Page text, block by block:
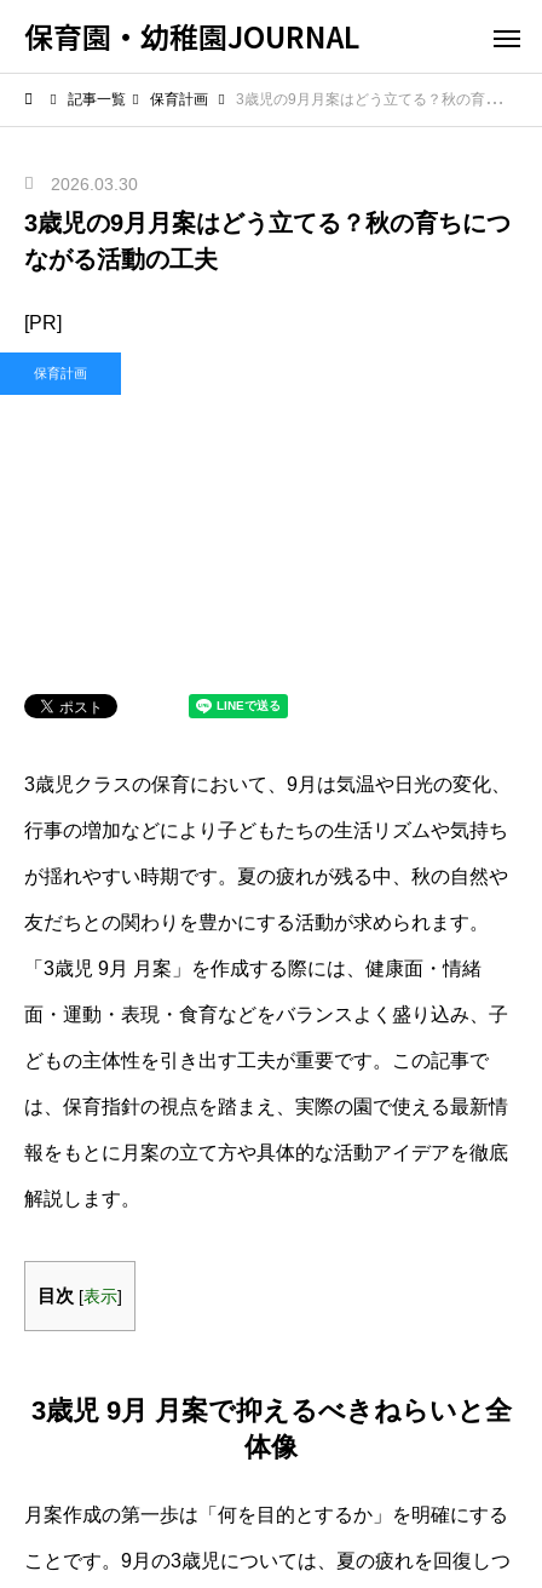
保育園・幼稚園JOURNAL
記事一覧 保育計画 3歳児の9月月案はどう立てる？秋の育ちにつながる活動の工夫
2026.03.30
3歳児の9月月案はどう立てる？秋の育ちにつ
ながる活動の工夫
[PR]
保育計画
3歳児クラスの保育において、9月は気温や日光の変化、
行事の増加などにより子どもたちの生活リズムや気持ち
が揺れやすい時期です。夏の疲れが残る中、秋の自然や
友だちとの関わりを豊かにする活動が求められます。
「3歳児 9月 月案」を作成する際には、健康面・情緒
面・運動・表現・食育などをバランスよく盛り込み、子
どもの主体性を引き出す工夫が重要です。この記事で
は、保育指針の視点を踏まえ、実際の園で使える最新情
報をもとに月案の立て方や具体的な活動アイデアを徹底
解説します。
目次 [表示]
3歳児 9月 月案で抑えるべきねらいと全
体像
月案作成の第一歩は「何を目的とするか」を明確にする
ことです。9月の3歳児については、夏の疲れを回復しつ